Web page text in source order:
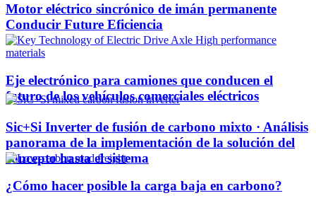
Motor eléctrico sincrónico de imán permanente
Conducir Future Eficiencia
Eje electrónico para camiones que conducen el
futuro de los vehículos comerciales eléctricos
Sic+Si Inverter de fusión de carbono mixto · Análisis
panorama de la implementación de la solución del
concepto hasta el sistema
¿Cómo hacer posible la carga baja en carbono?